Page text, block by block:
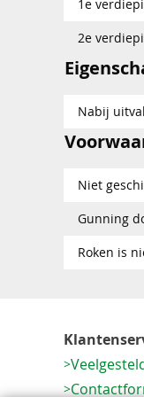
1e
2e
Nabij
Niet
Gunning
Roken is